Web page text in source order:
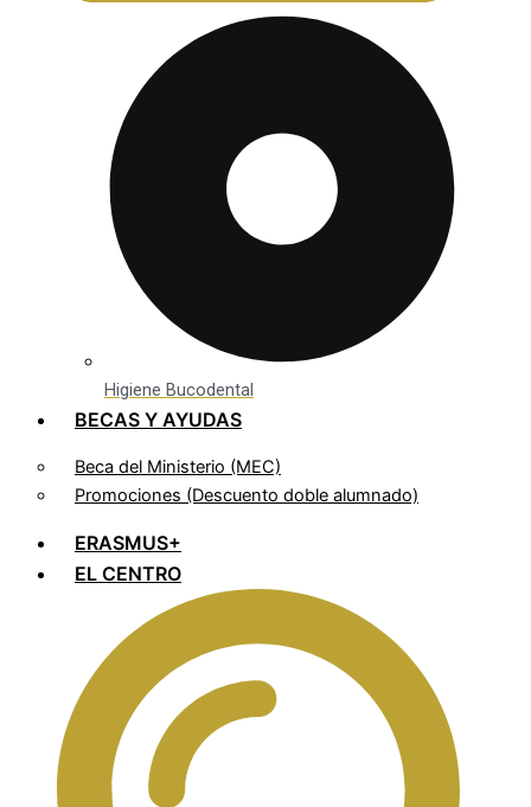
Higiene Bucodental
BECAS Y AYUDAS
Beca del Ministerio (MEC)
Promociones (Descuento doble alumnado)
ERASMUS+
EL CENTRO